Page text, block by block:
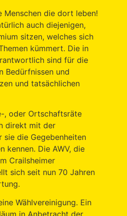
Menschen die dort leben!
auch diejenigen,
sitzen, welches sich
kümmert. Die in
sind für die
Bedürfnissen und
und tatsächlichen
, oder Ortschaftsräte
direkt mit der
sie die Gegebenheiten
kennen. Die AWV, die
Crailsheimer
sich seit nun 70 Jahren
Wählvereinigung. Ein